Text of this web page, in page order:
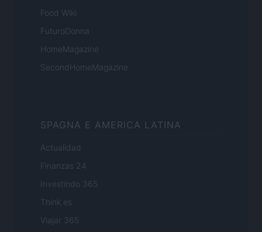
Food Wiki
FuturoDonna
HomeMagazine
SecondHomeMagazine
SPAGNA E AMERICA LATINA
Actualidad
Finanzas 24
Investindo 365
Think.es
Viajar 365